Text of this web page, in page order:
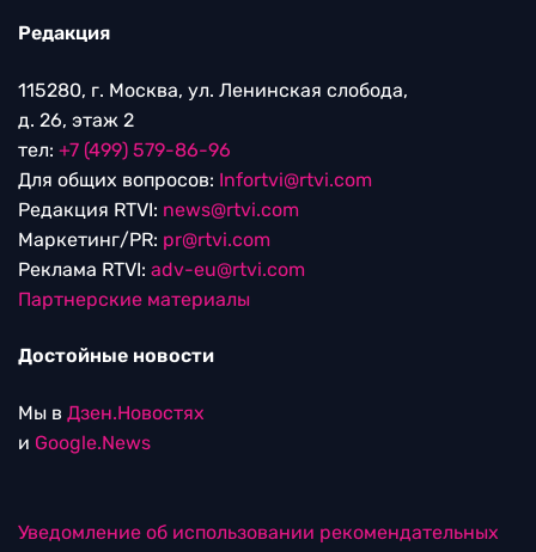
Редакция
115280, г. Москва, ул. Ленинская слобода,
д. 26, этаж 2
тел: +7 (499) 579-86-96
Для общих вопросов: Infortvi@rtvi.com
Редакция RTVI: news@rtvi.com
Маркетинг/PR: pr@rtvi.com
Реклама RTVI: adv-eu@rtvi.com
Партнерские материалы
Достойные новости
Мы в Дзен.Новостях
и Google.News
Уведомление об использовании рекомендательных